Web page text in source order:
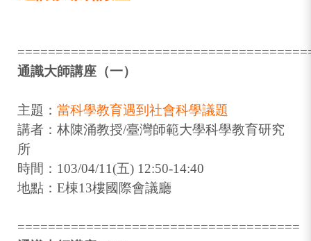
通識大師講座（一）
主題： 當科學教育遇到社會科學議題
講者：林陳涌教授/臺灣師範大學科學教育研究
所
時間：103/04/11(五) 12:50-14:40
地點：E棟13樓國際會議廳
=====================================